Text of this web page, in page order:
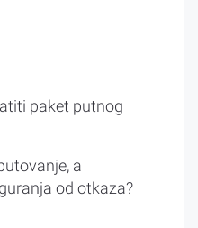
paket putnog
a
od otkaza?